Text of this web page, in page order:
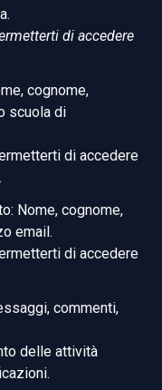
di accedere
cognome,
scuola di
di accedere
Nome, cognome,
email.
di accedere
commenti,
delle attività